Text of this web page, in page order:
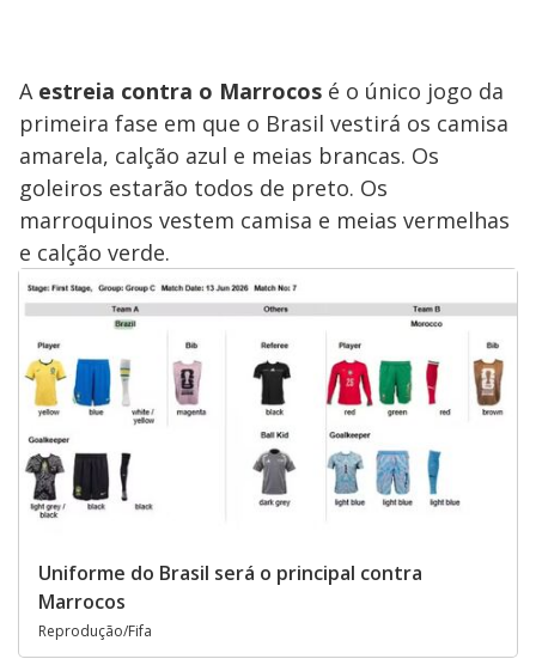
A estreia contra o Marrocos é o único jogo da
primeira fase em que o Brasil vestirá os camisa
amarela, calção azul e meias brancas. Os
goleiros estarão todos de preto. Os
marroquinos vestem camisa e meias vermelhas
e calção verde.
Uniforme do Brasil será o principal contra
Marrocos
Reprodução/Fifa